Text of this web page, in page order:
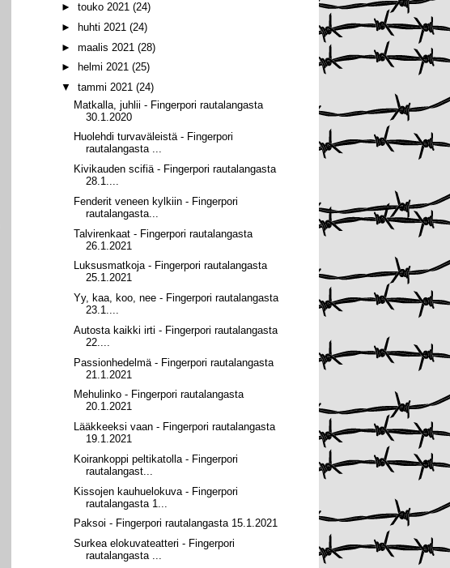
► touko 2021 (24)
►
huhti 2021 (24)
► maalis 2021 (28)
►
helmi 2021 (25)
▼ tammi 2021 (24)
Matkalla, juhlii - Fingerpori rautalangasta
30.1.2020
Huolehdi turvaväleistä - Fingerpori
rautalangasta ...
Kivikauden scifiä - Fingerpori rautalangasta
28.1....
Fenderit veneen kylkiin - Fingerpori
rautalangasta...
Talvirenkaat - Fingerpori rautalangasta
26.1.2021
Luksusmatkoja - Fingerpori rautalangasta
25.1.2021
Yy, kaa, koo, nee - Fingerpori rautalangasta
23.1....
Autosta kaikki irti - Fingerpori rautalangasta
22....
Passionhedelmä - Fingerpori rautalangasta
21.1.2021
Mehulinko - Fingerpori rautalangasta
20.1.2021
Lääkkeeksi vaan - Fingerpori rautalangasta
19.1.2021
Koirankoppi peltikatolla - Fingerpori
rautalangast...
Kissojen kauhuelokuva - Fingerpori
rautalangasta 1...
Paksoi - Fingerpori rautalangasta 15.1.2021
Surkea elokuvateatteri - Fingerpori
rautalangasta ...